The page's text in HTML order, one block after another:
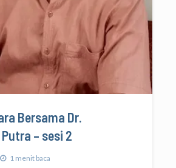
Bersama Dr.
– sesi 2
1 menit baca